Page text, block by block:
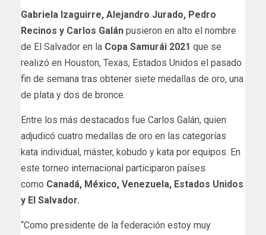
Gabriela Izaguirre, Alejandro Jurado, Pedro
Recinos y Carlos Galán pusieron en alto el nombre
de El Salvador en la Copa Samurái 2021 que se
realizó en Houston, Texas, Estados Unidos el pasado
fin de semana tras obtener siete medallas de oro, una
de plata y dos de bronce.
Entre los más destacados fue Carlos Galán, quien
adjudicó cuatro medallas de oro en las categorías
kata individual, máster, kobudo y kata por equipos. En
este torneo internacional participaron países
como Canadá, México, Venezuela, Estados Unidos
y El Salvador.
“Como presidente de la federación estoy muy